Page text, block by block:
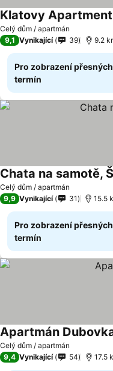
Celý dům / apartmán
Klatovy Apartment
9,1 Vynikající 39 9.2
Pro zobrazení
termín
Celý dům / apartmán
Chata na samotě,
9,9 Vynikající 31 15.5
Pro zobrazení
termín
Celý dům / apartmán
Apartmán
9,4 Vynikající 54 17.5